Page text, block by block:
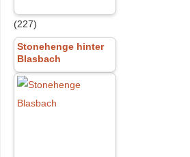
(227)
Stonehenge hinter
Blasbach